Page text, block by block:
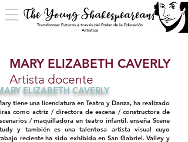
The Young Shakespeareans
Transformar Futuros a través del Poder de la Educación
Artística
MARY ELIZABETH CAVERLY
Artista docente
ELIZABETH CAVERLY
tiene una licenciatura en Teatro y Danza, ha realizado
como actriz / directora de escena / constructora de
/ maquilladora en teatro infantil, enseña Scene
y también es una talentosa artista visual cuyo
reciente ha sido exhibido en San Gabriel. Valley y